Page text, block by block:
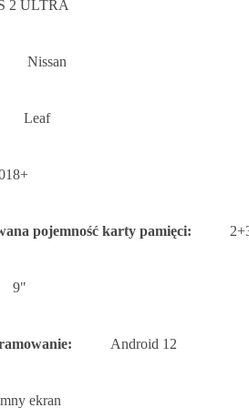
2 ULTRA
Nissan
Leaf
pojemność karty pamięci:
9"
Android 12
ekran